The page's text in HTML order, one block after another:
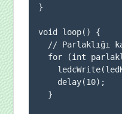
}
void loop() {
// Parlaklığı
for (int
    delay(10);
  }